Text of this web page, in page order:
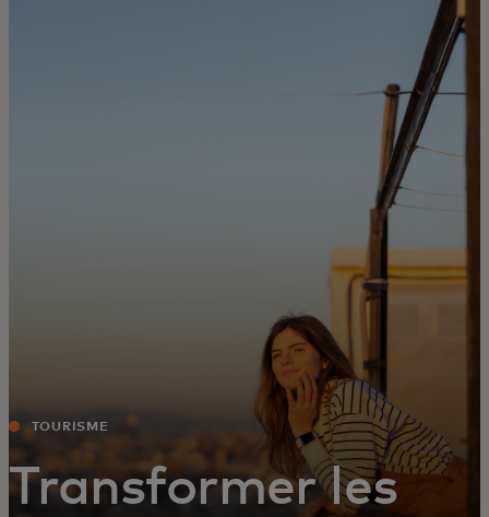
Actualités et tendances
TOURISME
Transformer les